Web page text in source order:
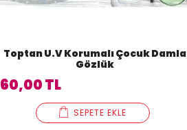
Toptan U.V Korumalı Çocuk Damla
Gözlük
60,00 TL
SEPETE EKLE